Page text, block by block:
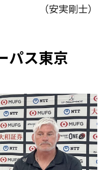
（安実剛士）
パス東京